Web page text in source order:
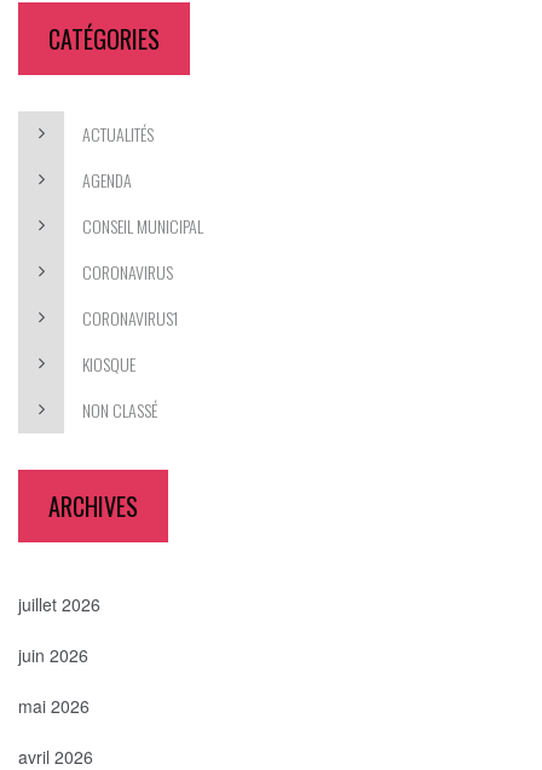
CATÉGORIES
ACTUALITÉS
AGENDA
CONSEIL MUNICIPAL
CORONAVIRUS
CORONAVIRUS1
KIOSQUE
NON CLASSÉ
ARCHIVES
juillet 2026
juin 2026
mai 2026
avril 2026